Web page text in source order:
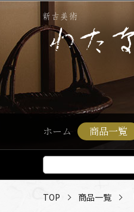
ホーム 商品一覧
TOP 商品一覧